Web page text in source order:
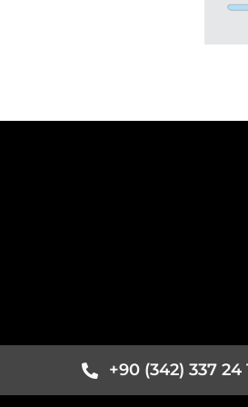
+90 (342) 337 24